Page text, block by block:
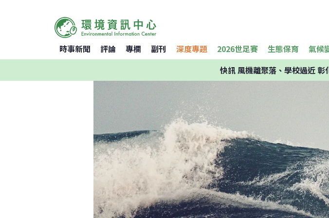
時事新聞 評論 專欄 副刊 深度專題 2026世足賽 生態保育 氣候
快訊風機離聚落、學校過近